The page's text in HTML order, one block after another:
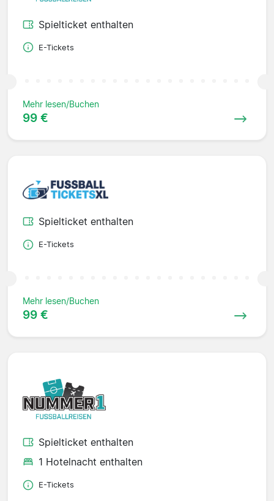
Spielticket enthalten
E-Tickets
Mehr lesen/Buchen
99 €
Spielticket enthalten
E-Tickets
Mehr lesen/Buchen
99 €
Spielticket enthalten
1 Hotelnacht enthalten
E-Tickets